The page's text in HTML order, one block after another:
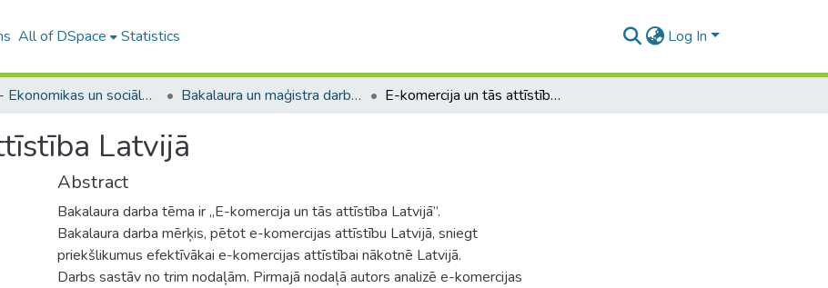
All of DSpace Statistics Log In
A -- Ekonomikas un sociālo zinātņu fakultāte / Faculty of Economics and Social Sciences Bakalaura un maģistra darbi (ESZF) / Bachelor's and Master's theses E-komercija un tās attīstība Latvijā
Latvijā
Abstract
Bakalaura darba tēma ir „E-komercija un tās attīstība Latvijā”.
Bakalaura darba mērķis, pētot e-komercijas attīstību Latvijā, sniegt
priekšlikumus efektīvākai e-komercijas attīstībai nākotnē Latvijā.
Darbs sastāv no trim nodaļām. Pirmajā nodaļā autors analizē e-komercijas